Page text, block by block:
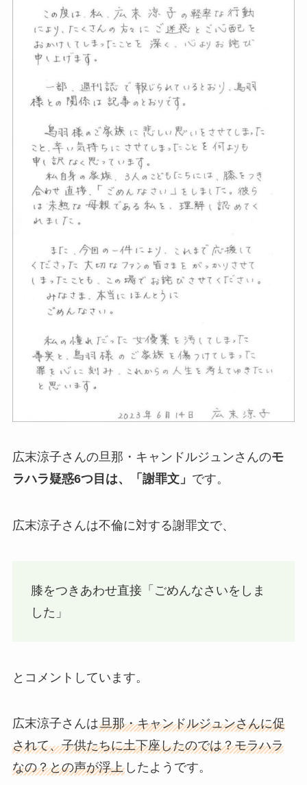
広末涼子さんの旦那・キャンドルジュンさんのモ
ラハラ疑惑6つ目は、「謝罪文」 です。
広末涼子さんは不倫に対する謝罪文で、
膝をつきあわせ直接「ごめんなさいをしま
した」
とコメントしています。
広末涼子さんは旦那・キャンドルジュンさんに促
されて、子供たちに土下座したのでは？モラハラ
なの？との声が浮上したようです。